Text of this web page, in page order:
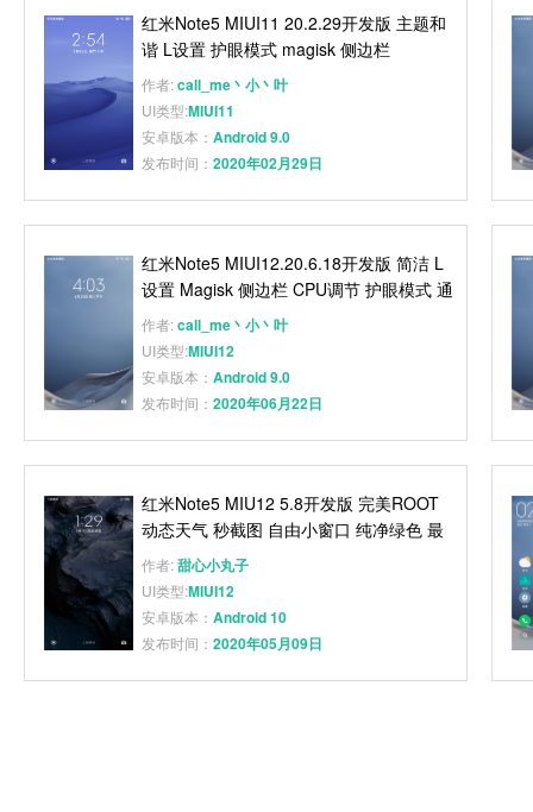
红米Note5 MIUI11 20.2.29开发版 主题和
谐 L设置 护眼模式 magisk 侧边栏
作者:call_me丶小丶叶
UI类型:MIUI11
安卓版本： Android 9.0
发布时间： 2020年02月29日
红米Note5 MIUI12.20.6.18开发版 简洁 L
设置 Magisk 侧边栏 CPU调节 护眼模式 通
知特效
作者:call_me丶小丶叶
UI类型:MIUI12
安卓版本： Android 9.0
发布时间： 2020年06月22日
红米Note5 MIU12 5.8开发版 完美ROOT
动态天气 秒截图 自由小窗口 纯净绿色 最
新体验
作者:甜心小丸子
UI类型:MIUI12
安卓版本： Android 10
发布时间： 2020年05月09日